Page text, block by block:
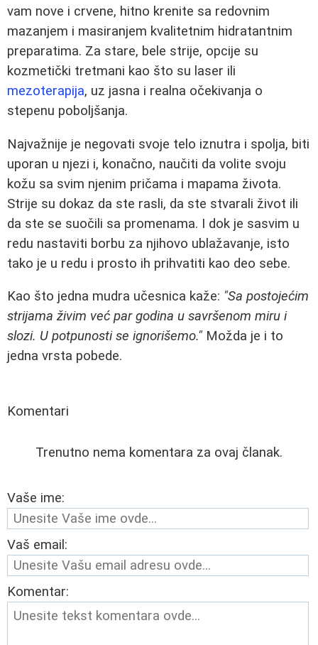
vam nove i crvene, hitno krenite sa redovnim
mazanjem i masiranjem kvalitetnim hidratantnim
preparatima. Za stare, bele strije, opcije su
kozmetički tretmani kao što su laser ili
mezoterapija, uz jasna i realna očekivanja o
stepenu poboljšanja.
Najvažnije je negovati svoje telo iznutra i spolja, biti
uporan u njezi i, konačno, naučiti da volite svoju
kožu sa svim njenim pričama i mapama života.
Strije su dokaz da ste rasli, da ste stvarali život ili
da ste se suočili sa promenama. I dok je sasvim u
redu nastaviti borbu za njihovo ublažavanje, isto
tako je u redu i prosto ih prihvatiti kao deo sebe.
Kao što jedna mudra učesnica kaže: "Sa postojećim
strijama živim već par godina u savršenom miru i
slozi. U potpunosti se ignorišemo." Možda je i to
jedna vrsta pobede.
Komentari
Trenutno nema komentara za ovaj članak.
Vaše ime:
Vaš email:
Komentar: